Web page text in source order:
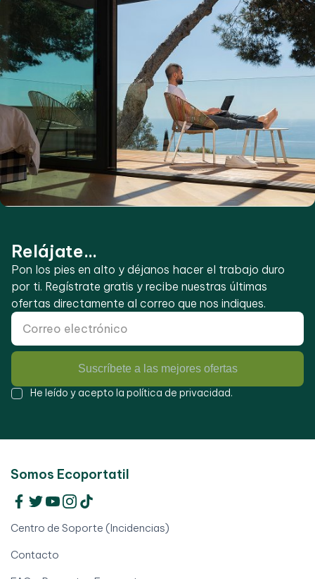
Relájate...
Pon los pies en alto y déjanos hacer el trabajo duro
por ti. Regístrate gratis y recibe nuestras últimas
ofertas directamente al correo que nos indiques.
Suscríbete a las mejores ofertas
He leído y acepto la política de privacidad.
Somos Ecoportatil
Centro de Soporte (Incidencias)
Contacto